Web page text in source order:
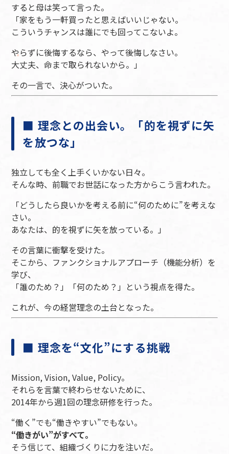
すると母は笑って言った。
「家をもう一軒買ったと思えばいいじゃない。
こういうチャンスは誰にでも回ってこないよ。
やらずに後悔するなら、やって後悔しなさい。
大丈夫、命まで取られないから。」
その一言で、決心がついた。
■ 理念との出会い。「的を視ずに矢
を放つな」
独立しても全く上手くいかない日々。
そんな時、前職でお世話になった方からこう言われた。
「どうしたら良いかを考える前に“何のために”を考えな
さい。
あなたは、的を視ずに矢を放っている。」
その言葉に衝撃を受けた。
そこから、ファンクショナルアプローチ（機能分析）を
学び、
「誰のため？」「何のため？」という視点を得た。
これが、今の経営理念の土台となった。
■ 理念を“文化”にする挑戦
Mission, Vision, Value, Policy。
それらを言葉で終わらせないために、
2014年から週1回の理念研修を行った。
“働く”でも“働きやすい”でもない。
“働きがい”がすべて。
そう信じて、組織づくりに力を注いだ。